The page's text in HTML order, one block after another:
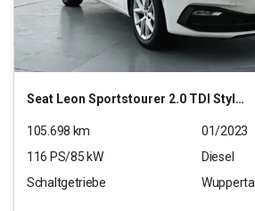
Seat Leon Sportstourer 2.0 TDI Style (EURO 6d)
105.698 km
01/2023
116 PS/85 kW
Diesel
Schaltgetriebe
Wuppertal